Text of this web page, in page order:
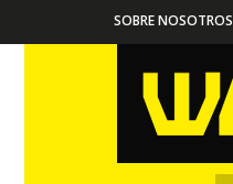
SOBRE NOSOTROS